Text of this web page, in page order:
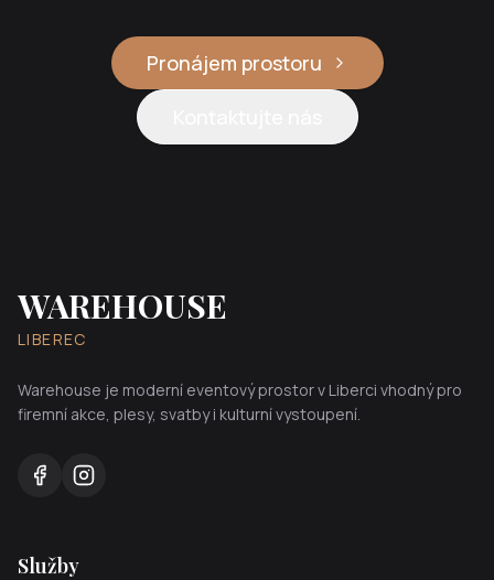
Pronájem prostoru
WAREHOUSE
LIBEREC
Warehouse je moderní eventový prostor v Liberci vhodný pro
firemní akce, plesy, svatby i kulturní vystoupení.
Služby